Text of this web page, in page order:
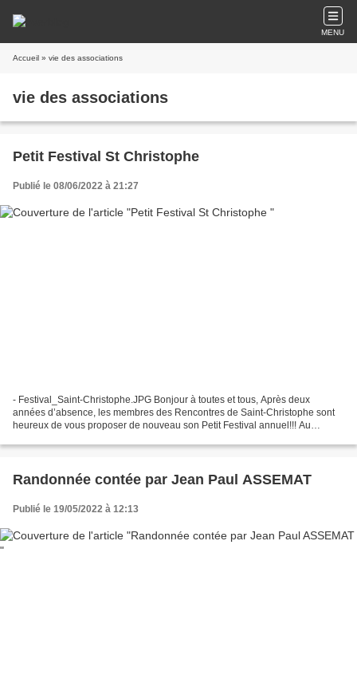
MENU
Accueil » vie des associations
vie des associations
Petit Festival St Christophe
Publié le 08/06/2022 à 21:27
- Festival_Saint-Christophe.JPG Bonjour à toutes et tous, Après deux
années d’absence, les membres des Rencontres de Saint-Christophe sont
heureux de vous proposer de nouveau son Petit Festival annuel!!! Au
Randonnée contée par Jean Paul ASSEMAT
Publié le 19/05/2022 à 12:13